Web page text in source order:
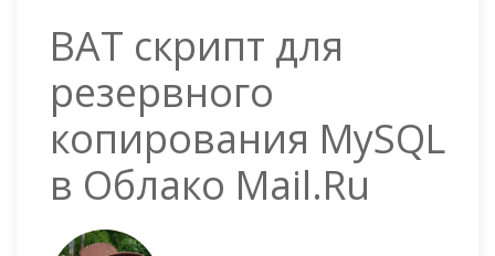
BAT скрипт для
резервного
копирования MySQL
в Облако Mail.Ru